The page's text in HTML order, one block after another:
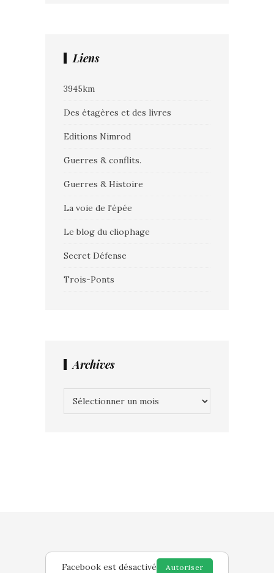
Liens
3945km
Des étagères et des livres
Editions Nimrod
Guerres & conflits.
Guerres & Histoire
La voie de l'épée
Le blog du cliophage
Secret Défense
Trois-Ponts
Archives
Facebook est désactivé Autoriser